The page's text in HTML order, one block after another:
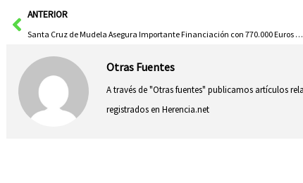
AntANTERIOR
Santa Cruz de Mudela Asegura Importante Financiación con 770.000 Euros en Ayudas e Inversiones
Otras Fuentes
A través de "Otras fuentes" publicamos artículos
registrados en Herencia.net